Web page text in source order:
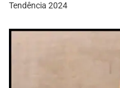
Tendência 2024